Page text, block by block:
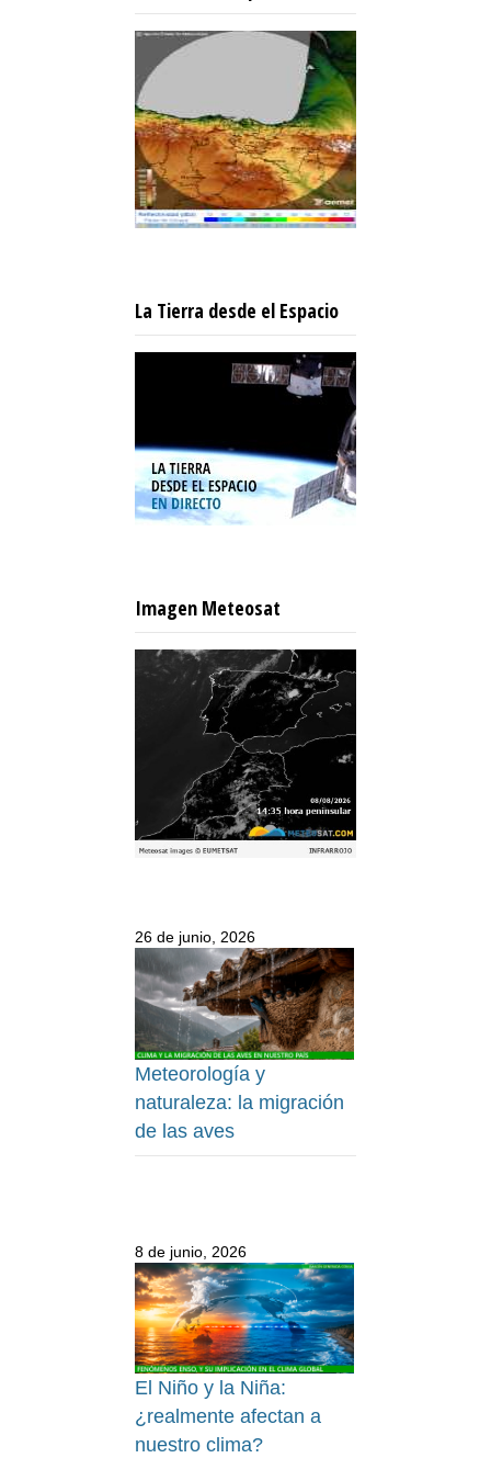
La Tierra desde el Espacio
Imagen Meteosat
26 de junio, 2026
Meteorología y
naturaleza: la migración
de las aves
8 de junio, 2026
El Niño y la Niña:
¿realmente afectan a
nuestro clima?